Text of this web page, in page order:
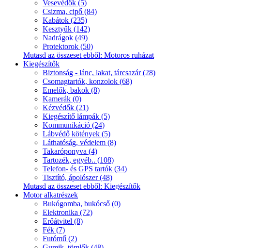
Vesevédők (5)
Csizma, cipő (84)
Kabátok (235)
Kesztyűk (142)
Nadrágok (49)
Protektorok (50)
Mutasd az összeset ebből: Motoros ruházat
Kiegészítők
Biztonság - lánc, lakat, tárcsazár (28)
Csomagtartók, konzolok (68)
Emelők, bakok (8)
Kamerák (0)
Kézvédők (21)
Kiegészítő lámpák (5)
Kommunikáció (24)
Lábvédő kötények (5)
Láthatóság, védelem (8)
Takaróponyva (4)
Tartozék, egyéb.. (108)
Telefon- és GPS tartók (34)
Tisztító, ápolószer (48)
Mutasd az összeset ebből: Kiegészítők
Motor alkatrészek
Bukógomba, bukócső (0)
Elektronika (72)
Erőátvitel (8)
Fék (7)
Futómű (2)